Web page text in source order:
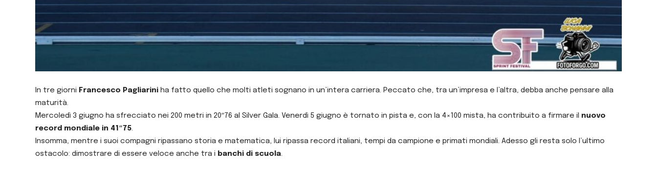
In tre giorni Francesco Pagliarini ha fatto quello che molti atleti sognano in un’intera carriera. Peccato che, tra un’impresa e l’altra, debba anche pensare alla
maturità.
Mercoledì 3 giugno ha sfrecciato nei 200 metri in 20″76 al Silver Gala. Venerdì 5 giugno è tornato in pista e, con la 4×100 mista, ha contribuito a firmare il nuovo
record mondiale in 41″75.
Insomma, mentre i suoi compagni ripassano storia e matematica, lui ripassa record italiani, tempi da campione e primati mondiali. Adesso gli resta solo l’ultimo
ostacolo: dimostrare di essere veloce anche tra i banchi di scuola.